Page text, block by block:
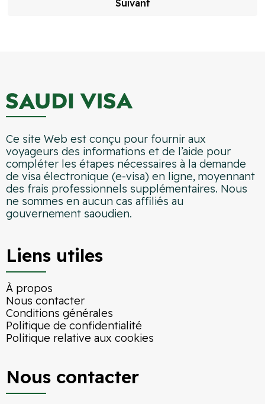
Suivant
Ce site Web est conçu pour fournir aux
voyageurs des informations et de l’aide pour
compléter les étapes nécessaires à la demande
de visa électronique (e-visa) en ligne, moyennant
des frais professionnels supplémentaires. Nous
ne sommes en aucun cas affiliés au
gouvernement saoudien.
Liens utiles
À propos
Nous contacter
Conditions générales
Politique de confidentialité
Politique relative aux cookies
Nous contacter